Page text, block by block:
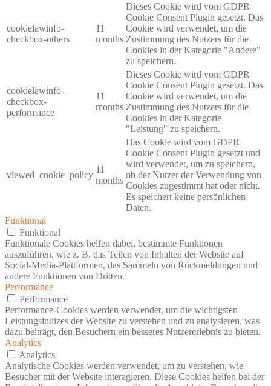
cookielawinfo-
checkbox-others
11
months
Dieses Cookie wird vom GDPR
Cookie Consent Plugin gesetzt. Das
Cookie wird verwendet, um die
Zustimmung des Nutzers für die
Cookies in der Kategorie "Andere"
zu speichern.
cookielawinfo-
checkbox-
performance
11
months
Dieses Cookie wird vom GDPR
Cookie Consent Plugin gesetzt. Das
Cookie wird verwendet, um die
Zustimmung des Nutzers für die
Cookies in der Kategorie
"Leistung" zu speichern.
viewed_cookie_policy
11
months
Das Cookie wird vom GDPR
Cookie Consent Plugin gesetzt und
wird verwendet, um zu speichern,
ob der Nutzer der Verwendung von
Cookies zugestimmt hat oder nicht.
Es speichert keine persönlichen
Daten.
Funktional
Funktional
Funktionale Cookies helfen dabei, bestimmte Funktionen
auszuführen, wie z. B. das Teilen von Inhalten der Website auf
Social-Media-Plattformen, das Sammeln von Rückmeldungen und
andere Funktionen von Dritten.
Performance
Performance
Performance-Cookies werden verwendet, um die wichtigsten
Leistungsindizes der Website zu verstehen und zu analysieren, was
dazu beiträgt, den Besuchern ein besseres Nutzererlebnis zu bieten.
Analytics
Analytics
Analytische Cookies werden verwendet, um zu verstehen, wie
Besucher mit der Website interagieren. Diese Cookies helfen bei der